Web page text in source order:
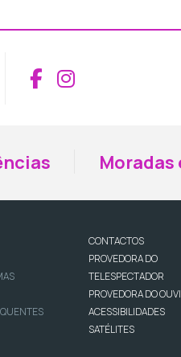
Aceder ao
Aceder ao
Moradas
CONTACTOS
PROVEDORA DO
TELESPECTADOR
PROVEDORA DO
ACESSIBILIDADES
SATÉLITES